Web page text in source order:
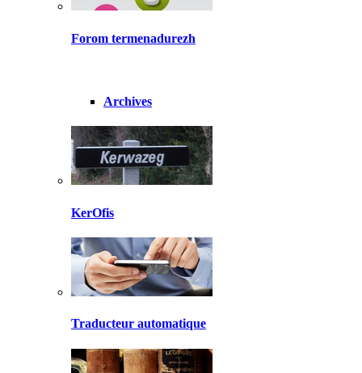
Forom termenadurezh
Archives
KerOfis
Traducteur automatique